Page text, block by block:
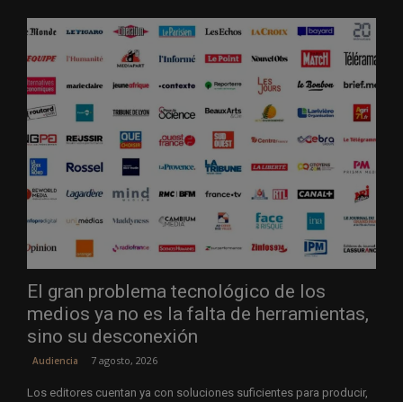
El gran problema tecnológico de los
medios ya no es la falta de herramientas,
sino su desconexión
Audiencia 7 agosto, 2026
Los editores cuentan ya con soluciones suficientes para producir,